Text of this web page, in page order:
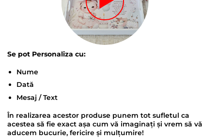
Se pot Personaliza cu:
Nume
Dată
Mesaj / Text
În realizarea acestor produse punem tot sufletul ca
acestea să fie exact așa cum vă imaginați și vrem să vă
aducem bucurie, fericire și mulțumire!